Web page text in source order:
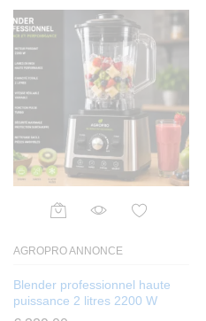
AGROPRO ANNONCE
Blender professionnel haute
puissance 2 litres 2200 W